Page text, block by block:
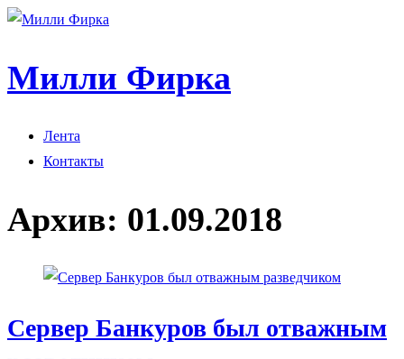
Милли Фирка
Лента
Контакты
Архив: 01.09.2018
Сервер Банкуров был отважным